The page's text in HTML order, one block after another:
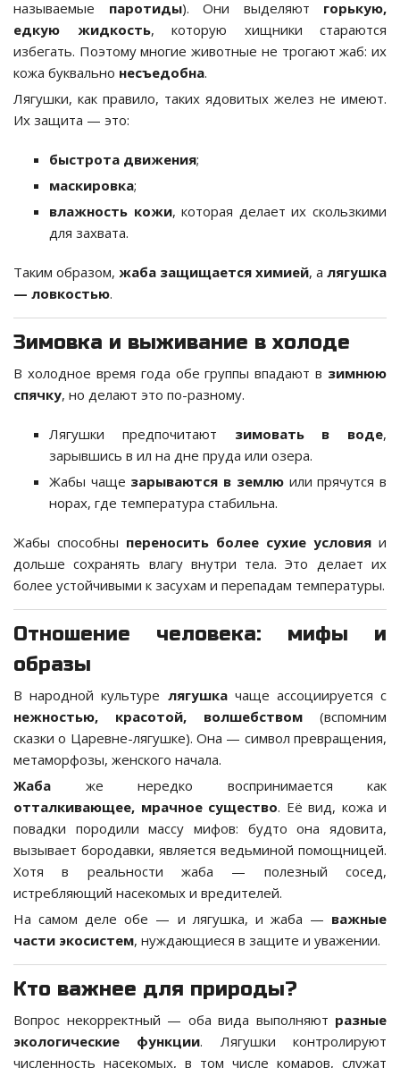
называемые паротиды). Они выделяют горькую,
едкую жидкость, которую хищники стараются
избегать. Поэтому многие животные не трогают жаб: их
кожа буквально несъедобна.
Лягушки, как правило, таких ядовитых желез не имеют.
Их защита — это:
быстрота движения;
маскировка;
влажность кожи, которая делает их скользкими
для захвата.
Таким образом, жаба защищается химией, а лягушка
— ловкостью.
Зимовка и выживание в холоде
В холодное время года обе группы впадают в зимнюю
спячку, но делают это по-разному.
Лягушки предпочитают зимовать в воде,
зарывшись в ил на дне пруда или озера.
Жабы чаще зарываются в землюили прячутся в
норах, где температура стабильна.
Жабы способны переносить более сухие условия и
дольше сохранять влагу внутри тела. Это делает их
более устойчивыми к засухам и перепадам температуры.
Отношение человека: мифы и
образы
В народной культуре лягушкачаще ассоциируется с
нежностью, красотой, волшебством (вспомним
сказки о Царевне-лягушке). Она — символ превращения,
метаморфозы, женского начала.
Жаба же нередко воспринимается как
отталкивающее, мрачное существо. Её вид, кожа и
повадки породили массу мифов: будто она ядовита,
вызывает бородавки, является ведьминой помощницей.
Хотя в реальности жаба — полезный сосед,
истребляющий насекомых и вредителей.
На самом деле обе — и лягушка, и жаба — важные
части экосистем, нуждающиеся в защите и уважении.
Кто важнее для природы?
Вопрос некорректный — оба вида выполняют разные
экологические функции. Лягушки контролируют
численность насекомых, в том числе комаров, служат